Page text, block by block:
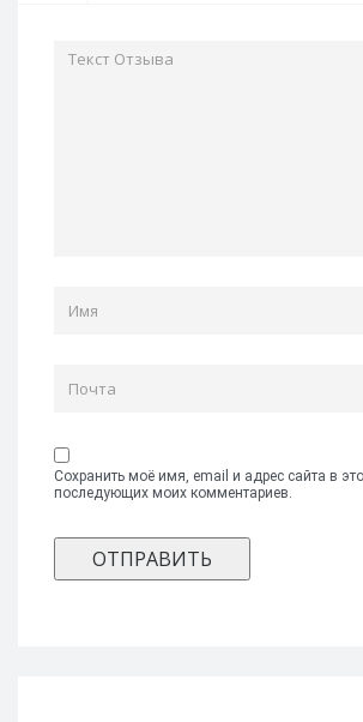
Сохранить моё имя, email и адрес сайта в
последующих моих комментариев.